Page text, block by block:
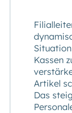
Situation
Kassen
Artikel
Das